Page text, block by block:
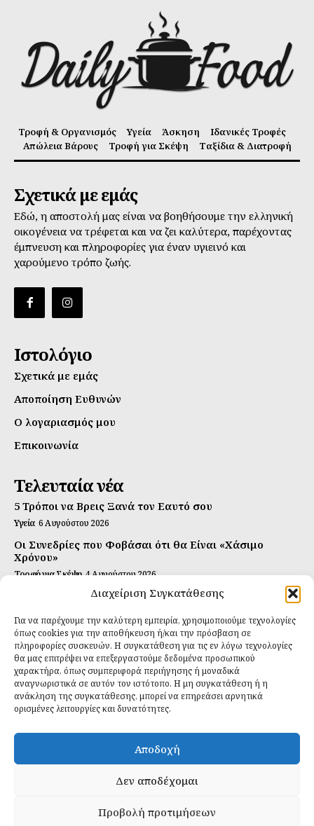
Διαχείριση Συγκατάθεσης
Για να παρέχουμε την καλύτερη εμπειρία, χρησιμοποιούμε τεχνολογίες
όπως cookies για την αποθήκευση ή/και την πρόσβαση σε
πληροφορίες συσκευών. Η συγκατάθεση για τις εν λόγω τεχνολογίες
θα μας επιτρέψει να επεξεργαστούμε δεδομένα προσωπικού
χαρακτήρα, όπως συμπεριφορά περιήγησης ή μοναδικά
αναγνωριστικά σε αυτόν τον ιστότοπο. Η μη συγκατάθεση ή η
ανάκληση της συγκατάθεσης, μπορεί να επηρεάσει αρνητικά
ορισμένες λειτουργίες και δυνατότητες.
Αποδοχή
Δεν αποδέχομαι
Προβολή προτιμήσεων
Τροφή & Οργανισμός Υγεία Άσκηση
Ιδανικές Τροφές
Απώλεια Βάρους
Τροφή για Σκέψη Ταξίδια & Διατροφή
Σχετικά με εμάς
Εδώ, η αποστολή μας είναι να βοηθήσουμε την ελληνική
οικογένεια να τρέφεται και να ζει καλύτερα, παρέχοντας
έμπνευση και πληροφορίες για έναν υγιεινό και
χαρούμενο τρόπο ζωής.
Ιστολόγιο
Σχετικά με εμάς
Αποποίηση Ευθυνών
Ο λογαριασμός μου
Επικοινωνία
Τελευταία νέα
5 Τρόποι να Βρεις Ξανά τον Εαυτό σου
Υγεία 6 Αυγούστου 2026
Οι Συνεδρίες που Φοβάσαι ότι θα Είναι «Χάσιμο
Χρόνου»
Τροφή για Σκέψη 4 Αυγούστου 2026
Αυτή Είναι η Συνταγή για Τέλεια Κομπούτσα
Ιδανικές Τροφές 26 Ιουλίου 2026
Εγγραφείτε
ΕΓΓΡΑΦΉ
Έχω διαβάσει και δέχομαι τηνπολιτική απορρήτου